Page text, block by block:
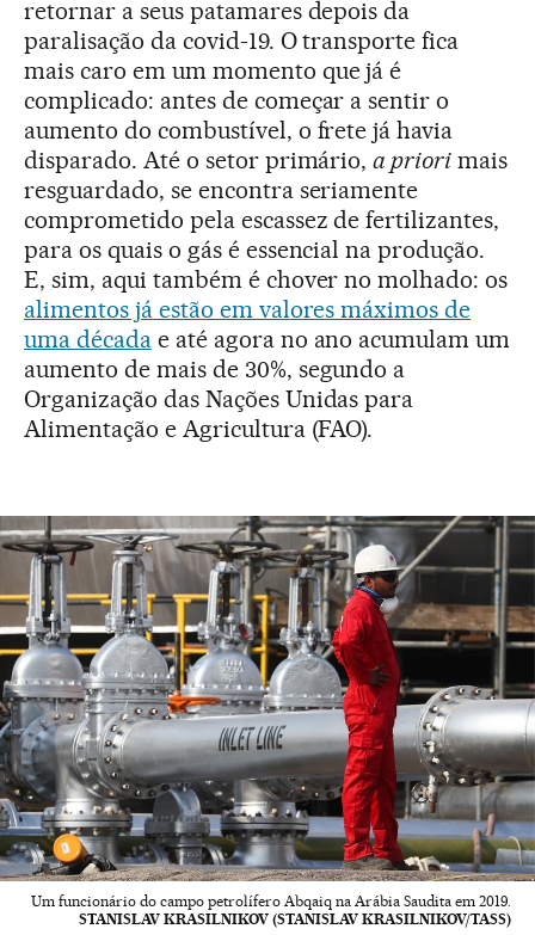
retornar a seus patamares depois da
paralisação da covid-19. O transporte fica
mais caro em um momento que já é
complicado: antes de começar a sentir o
aumento do combustível, o frete já havia
disparado. Até o setor primário,a priori mais
resguardado, se encontra seriamente
comprometido pela escassez de fertilizantes,
para os quais o gás é essencial na produção.
E, sim, aqui também é chover no molhado: os
alimentos já estão em valores máximos de
uma décadae até agora no ano acumulam um
aumento de mais de 30%, segundo a
Organização das Nações Unidas para
Alimentação e Agricultura (FAO).
Um funcionário do campo petrolífero Abqaiq na Arábia Saudita em 2019.
STANISLAV KRASILNIKOV (STANISLAV KRASILNIKOV/TASS)